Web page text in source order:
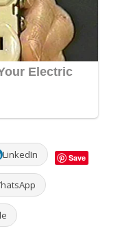
LinkedIn Save